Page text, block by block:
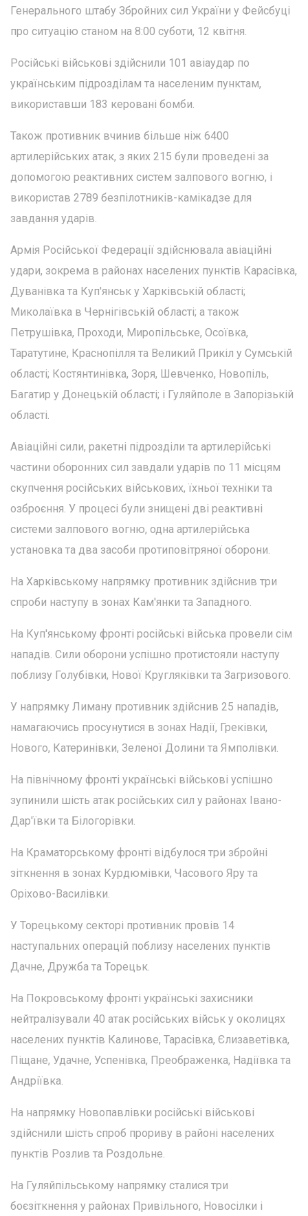
Генерального штабу Збройних сил України у Фейсбуці
про ситуацію станом на 8:00 суботи, 12 квітня.
Російські військові здійснили 101 авіаудар по
українським підрозділам та населеним пунктам,
використавши 183 керовані бомби.
Також противник вчинив більше ніж 6400
артилерійських атак, з яких 215 були проведені за
допомогою реактивних систем залпового вогню, і
використав 2789 безпілотників-камікадзе для
завдання ударів.
Армія Російської Федерації здійснювала авіаційні
удари, зокрема в районах населених пунктів Карасівка,
Дуванівка та Куп'янськ у Харківській області;
Миколаївка в Чернігівській області; а також
Петрушівка, Проходи, Миропільське, Осоївка,
Таратутине, Краснопілля та Великий Прикіл у Сумській
області; Костянтинівка, Зоря, Шевченко, Новопіль,
Багатир у Донецькій області; і Гуляйполе в Запорізькій
області.
Авіаційні сили, ракетні підрозділи та артилерійські
частини оборонних сил завдали ударів по 11 місцям
скупчення російських військових, їхньої техніки та
озброєння. У процесі були знищені дві реактивні
системи залпового вогню, одна артилерійська
установка та два засоби протиповітряної оборони.
На Харківському напрямку противник здійснив три
спроби наступу в зонах Кам'янки та Западного.
На Куп'янському фронті російські війська провели сім
нападів. Сили оборони успішно протистояли наступу
поблизу Голубівки, Нової Кругляківки та Загризового.
У напрямку Лиману противник здійснив 25 нападів,
намагаючись просунутися в зонах Надії, Греківки,
Нового, Катеринівки, Зеленої Долини та Ямполівки.
На північному фронті українські військові успішно
зупинили шість атак російських сил у районах Івано-
Дар'ївки та Білогорівки.
На Краматорському фронті відбулося три збройні
зіткнення в зонах Курдюмівки, Часового Яру та
Оріхово-Василівки.
У Торецькому секторі противник провів 14
наступальних операцій поблизу населених пунктів
Дачне, Дружба та Торецьк.
На Покровському фронті українські захисники
нейтралізували 40 атак російських військ у околицях
населених пунктів Калинове, Тарасівка, Єлизаветівка,
Піщане, Удачне, Успенівка, Преображенка, Надіївка та
Андріївка.
На напрямку Новопавлівки російські військові
здійснили шість спроб прориву в районі населених
пунктів Розлив та Роздольне.
На Гуляйпільському напрямку сталися три
боєзіткнення у районах Привільного, Новосілки і